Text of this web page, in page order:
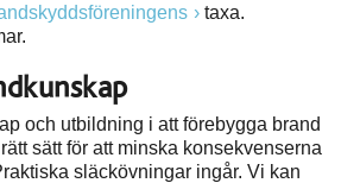
taxa.
och utbildning i att förebygga brand
sätt för att minska konsekvenserna
släckövningar ingår. Vi kan